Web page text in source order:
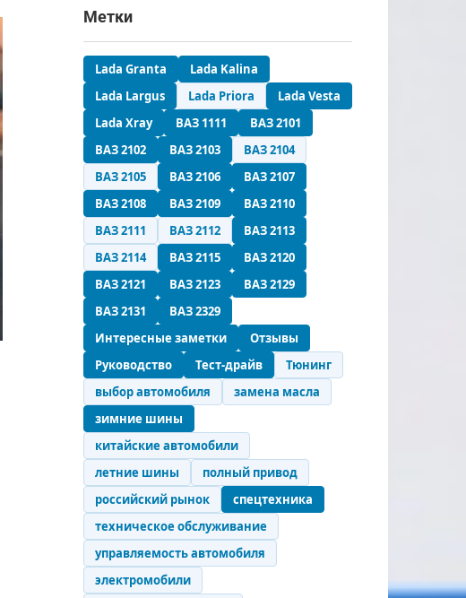
Метки
Lada Granta
Lada Kalina
Lada Largus
Lada Priora
Lada Vesta
Lada Xray
ВАЗ 1111
ВАЗ 2101
ВАЗ 2102
ВАЗ 2103
ВАЗ 2104
ВАЗ 2105
ВАЗ 2106
ВАЗ 2107
ВАЗ 2108
ВАЗ 2109
ВАЗ 2110
ВАЗ 2111
ВАЗ 2112
ВАЗ 2113
ВАЗ 2114
ВАЗ 2115
ВАЗ 2120
ВАЗ 2121
ВАЗ 2123
ВАЗ 2129
ВАЗ 2131
ВАЗ 2329
Интересные заметки
Отзывы
Руководство
Тест-драйв
Тюнинг
выбор автомобиля
замена масла
зимние шины
китайские автомобили
летние шины
полный привод
российский рынок
спецтехника
техническое обслуживание
управляемость автомобиля
электромобили